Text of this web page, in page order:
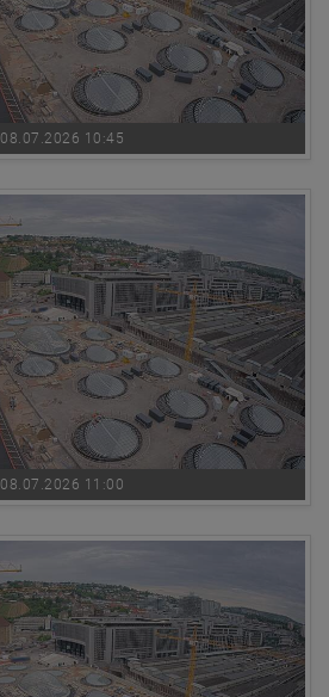
08.07.2026 10:45
08.07.2026 11:00